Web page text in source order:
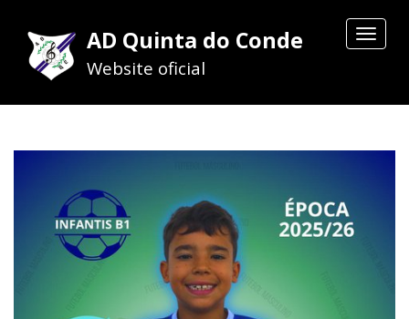
Toggle
AD Quinta do Conde
Website oficial